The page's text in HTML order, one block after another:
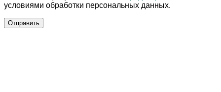
условиями обработки персональных данных.